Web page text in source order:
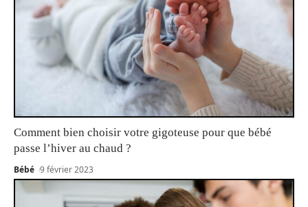
Comment bien choisir votre gigoteuse pour que bébé
passe l’hiver au chaud ?
Bébé 9 février 2023